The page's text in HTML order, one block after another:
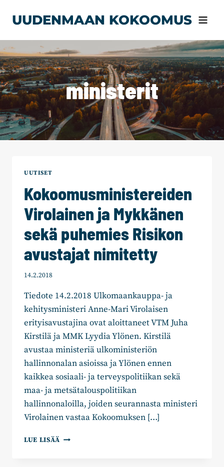
sisältöön
UUDENMAAN KOKOOMUS
ministerit
UUTISET
Kokoomusministereiden
Virolainen ja Mykkänen
sekä puhemies Risikon
avustajat nimitetty
14.2.2018
Tiedote 14.2.2018 Ulkomaankauppa- ja
kehitysministeri Anne-Mari Virolaisen
erityisavustajina ovat aloittaneet VTM Juha
Kirstilä ja MMK Lyydia Ylönen. Kirstilä
avustaa ministeriä ulkoministeriön
hallinnonalan asioissa ja Ylönen ennen
kaikkea sosiaali- ja terveyspolitiikan sekä
maa- ja metsätalouspolitiikan
hallinnonaloilla, joiden seurannasta ministeri
Virolainen vastaa Kokoomuksen […]
LUE LISÄÄ KOKOOMUSMINISTEREIDEN